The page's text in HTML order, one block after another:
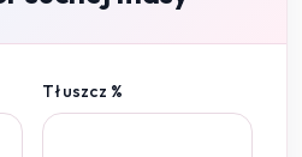
Tłuszcz %